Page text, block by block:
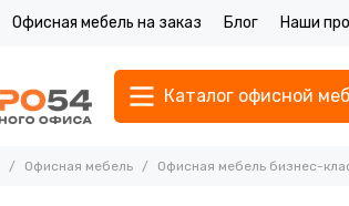
Офисная мебель на заказ Блог Наши
Каталог офисной
Офисная мебель Офисная мебель бизнес-